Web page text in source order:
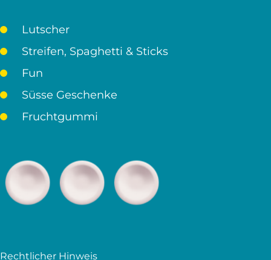
Lutscher
Streifen, Spaghetti & Sticks
Fun
Süsse Geschenke
Fruchtgummi
Rechtlicher Hinweis